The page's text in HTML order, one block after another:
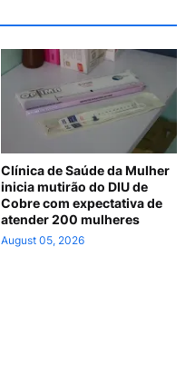
Clínica de Saúde da Mulher
inicia mutirão do DIU de
Cobre com expectativa de
atender 200 mulheres
August 05, 2026